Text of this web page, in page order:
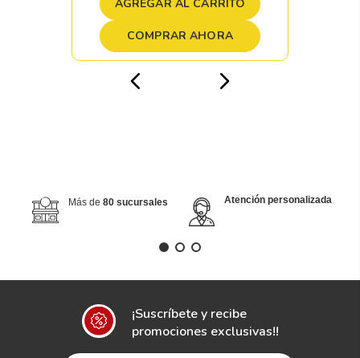
AGREGAR AL CARRITO
COMPRAR AHORA
Más de 80 sucursales Atención personalizada
¡Suscríbete y recibe
promociones exclusivas!!